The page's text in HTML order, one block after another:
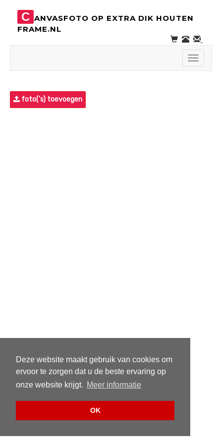
Deze website maakt gebruik van cookies om
ervoor te zorgen dat u de beste ervaring op
onze website krijgt. Meer informatie
OK
C ANVASFOTO OP EXTRA DIK HOUTEN
FRAME.NL
Toggle
foto('s) toevoegen